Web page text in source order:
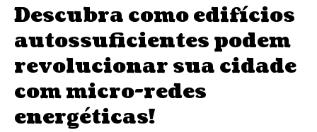
Descubra como edifícios
autossuficientes podem
revolucionar sua cidade
com micro-redes
energéticas!